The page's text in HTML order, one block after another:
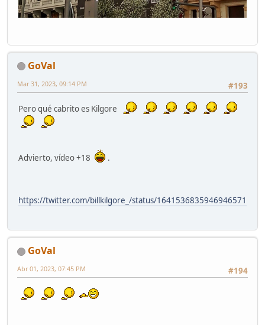
GoVal
#193
Mar 31, 2023, 09:14 PM
Pero qué cabrito es Kilgore
Advierto, vídeo +18 .
https://twitter.com/billkilgore_/status/1641536835946946571
GoVal
#194
Abr 01, 2023, 07:45 PM